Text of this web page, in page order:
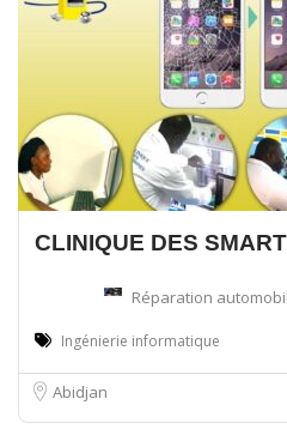
CLINIQUE DES
Réparation
Ingénierie informatique
Abidjan